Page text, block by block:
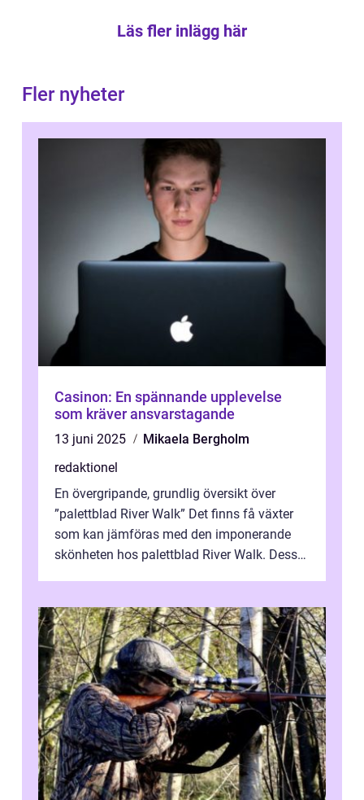
Läs fler inlägg här
Fler nyheter
Casinon: En spännande upplevelse
som kräver ansvarstagande
13 juni 2025
Mikaela Bergholm
redaktionel
En övergripande, grundlig översikt över
”palettblad River Walk” Det finns få växter
som kan jämföras med den imponerande
skönheten hos palettblad River Walk. Dess